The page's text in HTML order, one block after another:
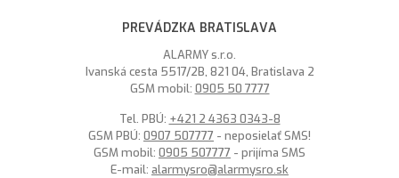
PREVÁDZKA BRATISLAVA
ALARMY s.r.o.
Ivanská cesta 5517/2B, 821 04, Bratislava 2
GSM mobil: 0905 50 7777
Tel. PBÚ: +421 2 4363 0343-8
GSM PBÚ: 0907 507777 - neposielať SMS!
GSM mobil: 0905 507777 - prijíma SMS
E-mail: alarmysro@alarmysro.sk